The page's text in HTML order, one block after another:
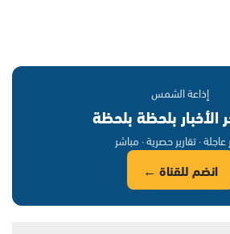
إذاعة الشمس
الأخبار بلحظة بلحظة
عاجلة · تقارير حصرية · مباشر
انضم للقناة ←